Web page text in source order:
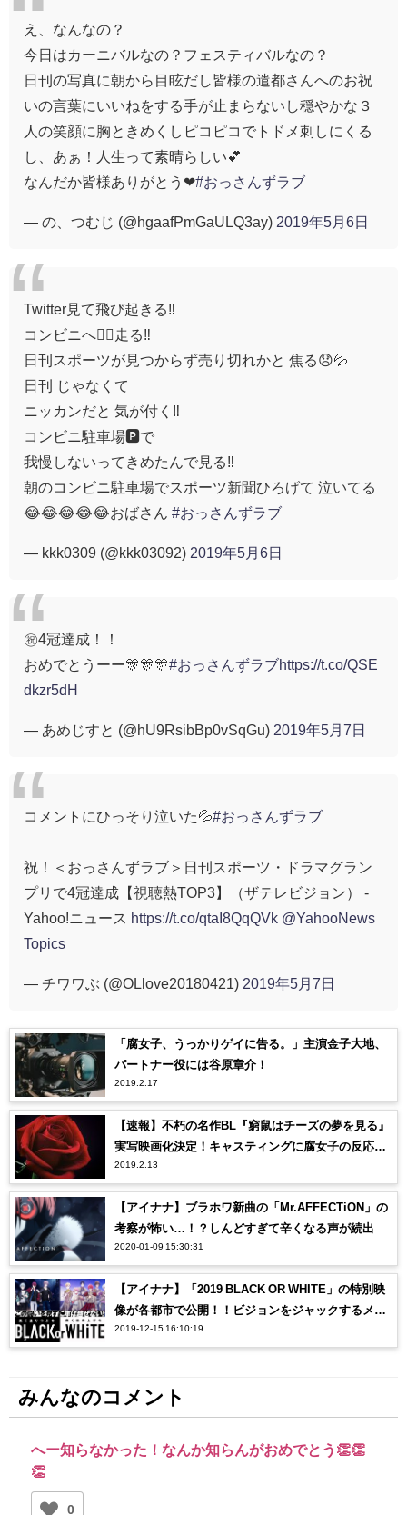
え、なんなの？
今日はカーニバルなの？フェスティバルなの？
日刊の写真に朝から目眩だし皆様の遣都さんへのお祝
いの言葉にいいねをする手が止まらないし穏やかな３
人の笑顔に胸ときめくしピコピコでトドメ刺しにくる
し、あぁ！人生って素晴らしい💕
なんだか皆様ありがとう❤#おっさんずラブ
— の、つむじ (@hgaafPmGaULQ3ay) 2019年5月6日
Twitter見て飛び起きる‼️
コンビニへ🏃‍♀️走る‼️
日刊スポーツが見つからず売り切れかと 焦る😞💦
日刊 じゃなくて
ニッカンだと 気が付く‼️
コンビニ駐車場🅿️で
我慢しないってきめたんで見る‼️
朝のコンビニ駐車場でスポーツ新聞ひろげて 泣いてる
😂😂😂😂😂おばさん #おっさんずラブ
— kkk0309 (@kkk03092) 2019年5月6日
㊗️4冠達成！！
おめでとうーー🎊🎊🎊#おっさんずラブhttps://t.co/QSE
dkzr5dH
— あめじすと (@hU9RsibBp0vSqGu) 2019年5月7日
コメントにひっそり泣いた💦#おっさんずラブ
祝！＜おっさんずラブ＞日刊スポーツ・ドラマグラン
プリで4冠達成【視聴熱TOP3】（ザテレビジョン） -
Yahoo!ニュース https://t.co/qtaI8QqQVk @YahooNews
Topics
— チワワぶ (@OLlove20180421) 2019年5月7日
「腐女子、うっかりゲイに告る。」主演金子大地、
パートナー役には谷原章介！
2019.2.17
【速報】不朽の名作BL『窮鼠はチーズの夢を見る』
実写映画化決定！キャスティングに腐女子の反応
は？
2019.2.13
【アイナナ】ブラホワ新曲の「Mr.AFFECTiON」の
考察が怖い…！？しんどすぎて辛くなる声が続出
2020-01-09 15:30:31
【アイナナ】「2019 BLACK OR WHITE」の特別映
像が各都市で公開！！ビジョンをジャックするメン
バーに注目！
2019-12-15 16:10:19
みんなのコメント
へー知らなかった！なんか知らんがおめでとう👏👏
👏
0